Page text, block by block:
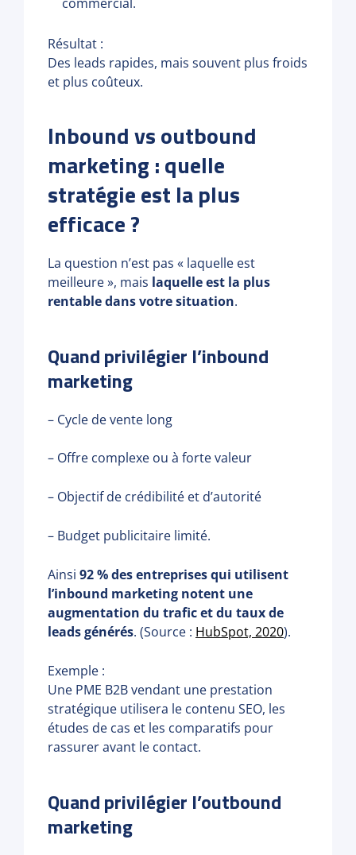
Résultat :
Des leads rapides, mais souvent plus froids
et plus coûteux.
Inbound vs outbound
marketing : quelle
stratégie est la plus
efficace ?
La question n’est pas « laquelle est
meilleure », mais laquelle est la plus
rentable dans votre situation.
Quand privilégier l’inbound
marketing
– Cycle de vente long
– Offre complexe ou à forte valeur
– Objectif de crédibilité et d’autorité
– Budget publicitaire limité.
Ainsi 92 % des entreprises qui utilisent
l’inbound marketing notent une
augmentation du trafic et du taux de
leads générés. (Source : HubSpot, 2020).
Exemple :
Une PME B2B vendant une prestation
stratégique utilisera le contenu SEO, les
études de cas et les comparatifs pour
rassurer avant le contact.
Quand privilégier l’outbound
marketing